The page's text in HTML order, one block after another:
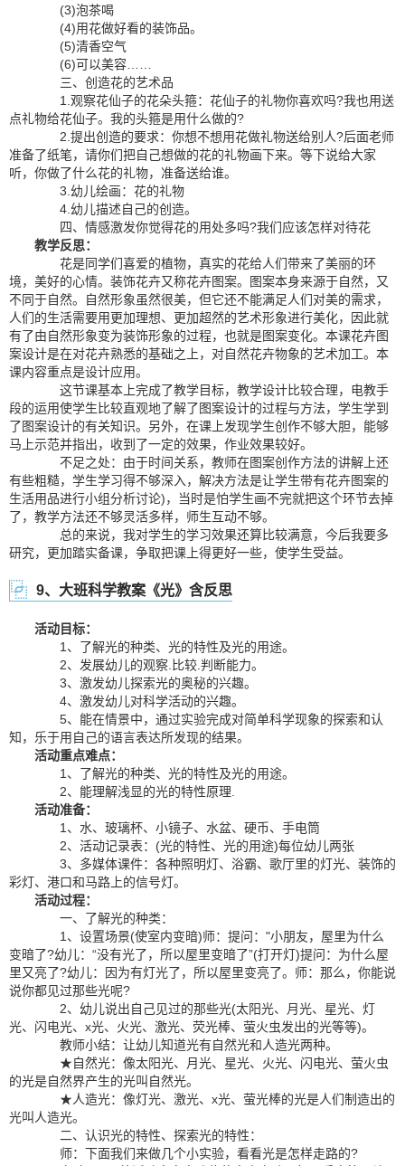
(3)泡茶喝
(4)用花做好看的装饰品。
(5)清香空气
(6)可以美容……
三、创造花的艺术品
1.观察花仙子的花朵头箍：花仙子的礼物你喜欢吗?我也用送
点礼物给花仙子。我的头箍是用什么做的?
2.提出创造的要求：你想不想用花做礼物送给别人?后面老师
准备了纸笔，请你们把自己想做的花的礼物画下来。等下说给大家
听，你做了什么花的礼物，准备送给谁。
3.幼儿绘画：花的礼物
4.幼儿描述自己的创造。
四、情感激发你觉得花的用处多吗?我们应该怎样对待花
教学反思：
花是同学们喜爱的植物，真实的花给人们带来了美丽的环
境，美好的心情。装饰花卉又称花卉图案。图案本身来源于自然，又
不同于自然。自然形象虽然很美，但它还不能满足人们对美的需求，
人们的生活需要用更加理想、更加超然的艺术形象进行美化，因此就
有了由自然形象变为装饰形象的过程，也就是图案变化。本课花卉图
案设计是在对花卉熟悉的基础之上，对自然花卉物象的艺术加工。本
课内容重点是设计应用。
这节课基本上完成了教学目标，教学设计比较合理，电教手
段的运用使学生比较直观地了解了图案设计的过程与方法，学生学到
了图案设计的有关知识。另外，在课上发现学生创作不够大胆，能够
马上示范并指出，收到了一定的效果，作业效果较好。
不足之处：由于时间关系，教师在图案创作方法的讲解上还
有些粗糙，学生学习得不够深入，解决方法是让学生带有花卉图案的
生活用品进行小组分析讨论)，当时是怕学生画不完就把这个环节去掉
了，教学方法还不够灵活多样，师生互动不够。
总的来说，我对学生的学习效果还算比较满意，今后我要多
研究，更加踏实备课，争取把课上得更好一些，使学生受益。
9、大班科学教案《光》含反思
活动目标：
1、了解光的种类、光的特性及光的用途。
2、发展幼儿的观察.比较.判断能力。
3、激发幼儿探索光的奥秘的兴趣。
4、激发幼儿对科学活动的兴趣。
5、能在情景中，通过实验完成对简单科学现象的探索和认
知，乐于用自己的语言表达所发现的结果。
活动重点难点：
1、了解光的种类、光的特性及光的用途。
2、能理解浅显的光的特性原理.
活动准备：
1、水、玻璃杯、小镜子、水盆、硬币、手电筒
2、活动记录表：(光的特性、光的用途)每位幼儿两张
3、多媒体课件：各种照明灯、浴霸、歌厅里的灯光、装饰的
彩灯、港口和马路上的信号灯。
活动过程：
一、了解光的种类：
1、设置场景(使室内变暗)师：提问："小朋友，屋里为什么
变暗了?幼儿：“没有光了，所以屋里变暗了”(打开灯)提问：为什么屋
里又亮了?幼儿：因为有灯光了，所以屋里变亮了。师：那么，你能说
说你都见过那些光呢?
2、幼儿说出自己见过的那些光(太阳光、月光、星光、灯
光、闪电光、x光、火光、激光、荧光棒、萤火虫发出的光等等)。
教师小结：让幼儿知道光有自然光和人造光两种。
★自然光：像太阳光、月光、星光、火光、闪电光、萤火虫
的光是自然界产生的光叫自然光。
★人造光：像灯光、激光、x光、萤光棒的光是人们制造出的
光叫人造光。
二、认识光的特性、探索光的特性：
师：下面我们来做几个小实验，看看光是怎样走路的?